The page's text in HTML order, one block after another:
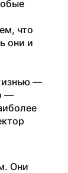
что
они и
—
—
Они